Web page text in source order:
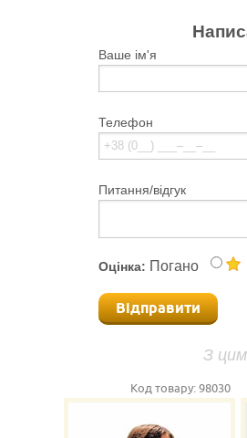
Ваше ім'я
Телефон
Питання/відгук
Оцінка: Погано
Відправити
З
Код товару:98030